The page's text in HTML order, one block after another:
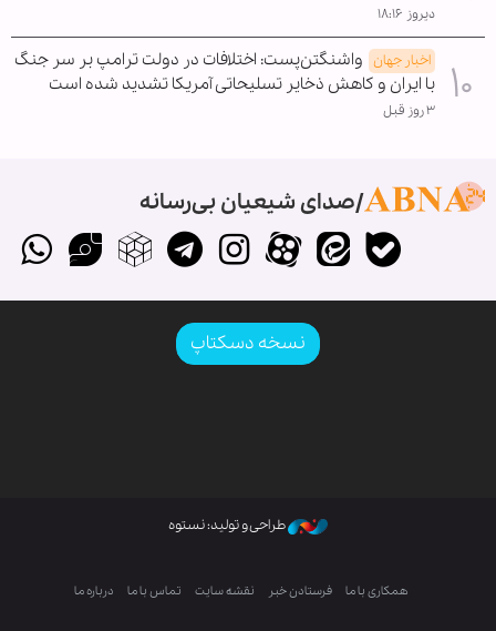
دیروز ۱۸:۱۶
اخبار جهان واشنگتن‌پست: اختلافات در دولت ترامپ بر سر جنگ
با ایران و کاهش ذخایر تسلیحاتی آمریکا تشدید شده است
۳ روز قبل
صدای شیعیان بی‌رسانه
نسخه دسکتاپ
طراحی و تولید: نستوه
همکاری با ما فرستادن خبر نقشه سایت تماس با ما درباره ما